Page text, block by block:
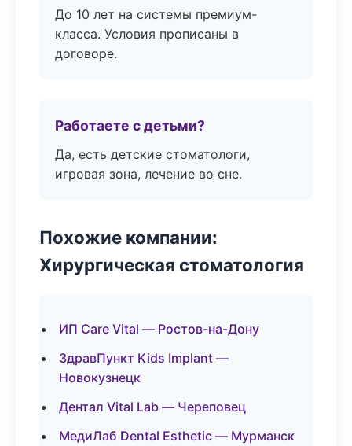
До 10 лет на системы премиум-
класса. Условия прописаны в
договоре.
Работаете с детьми?
Да, есть детские стоматологи,
игровая зона, лечение во сне.
Похожие компании:
Хирургическая стоматология
ИП Care Vital — Ростов-на-Дону
ЗдравПункт Kids Implant —
Новокузнецк
Дентал Vital Lab — Череповец
МедиЛаб Dental Esthetic — Мурманск